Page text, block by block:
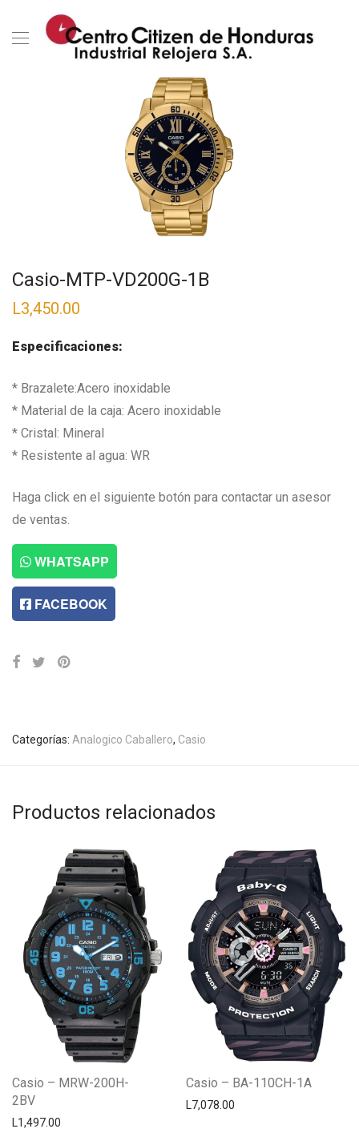
Casio-MTP-VD200G-1B
L3,450.00
Especificaciones:
* Brazalete:Acero inoxidable
* Material de la caja: Acero inoxidable
* Cristal: Mineral
* Resistente al agua: WR
Haga click en el siguiente botón para contactar un asesor
de ventas.
WHATSAPP
FACEBOOK
Categorías: Analogico Caballero, Casio
Productos relacionados
Casio – MRW-200H-
2BV
L1,497.00
Casio – BA-110CH-1A
L7,078.00